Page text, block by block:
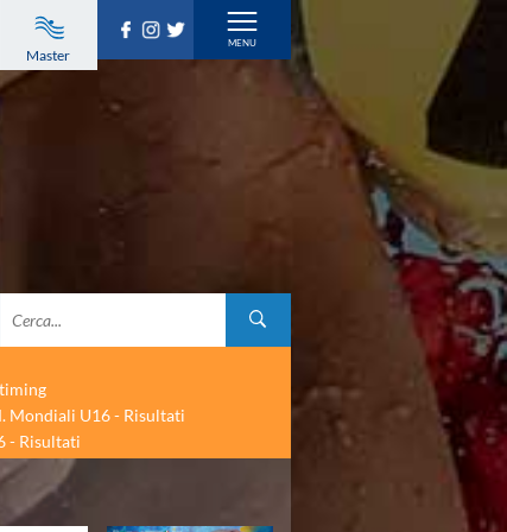
Master
Mondiali U16 - Risultati
- Risultati